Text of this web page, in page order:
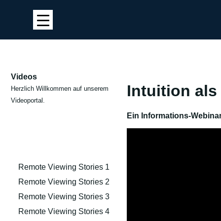
Videos
Herzlich Willkommen auf unserem
Videoportal.
Remote Viewing Stories 1
Remote Viewing Stories 2
Remote Viewing Stories 3
Remote Viewing Stories 4
Intuition als
Ein Informations-